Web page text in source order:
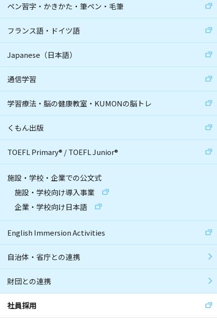
ペン習字・かきかた・筆ペン・毛筆
フランス語・ドイツ語
Japanese（日本語）
通信学習
学習療法・脳の健康教室・KUMONの脳トレ
くもん出版
TOEFL Primary® /TOEFL Junior®
施設・学校・企業での公文式
施設・学校向け導入事業
企業・学校向け日本語
English Immersion Activities
自治体・省庁との連携
財団との連携
社員採用